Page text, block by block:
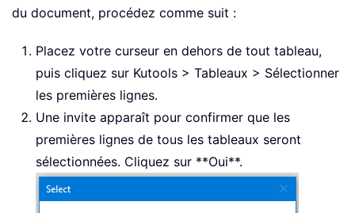
du document, procédez comme suit :
Placez votre curseur en dehors de tout tableau,
puis cliquez sur Kutools > Tableaux > Sélectionner
les premières lignes.
Une invite apparaît pour confirmer que les
premières lignes de tous les tableaux seront
sélectionnées. Cliquez sur **Oui**.